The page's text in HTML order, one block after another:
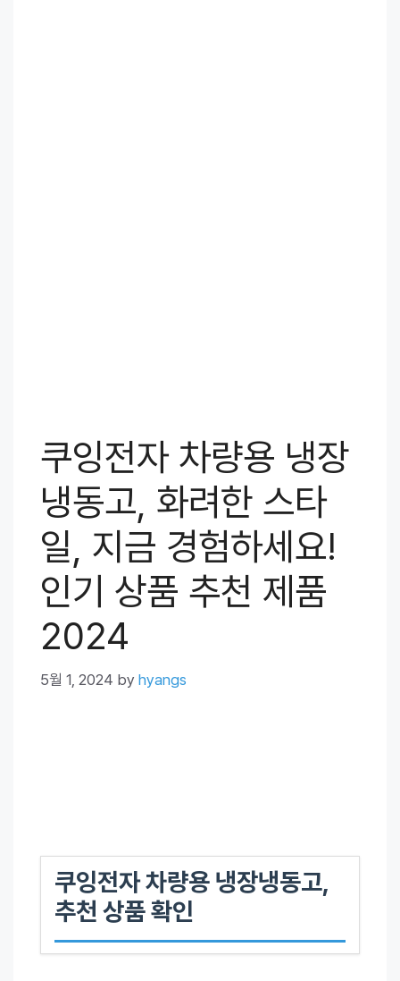
쿠잉전자 차량용 냉장
냉동고, 화려한 스타
일, 지금 경험하세요!
인기 상품 추천 제품
2024
5월 1, 2024 by hyangs
쿠잉전자 차량용 냉장냉동고,
추천 상품 확인